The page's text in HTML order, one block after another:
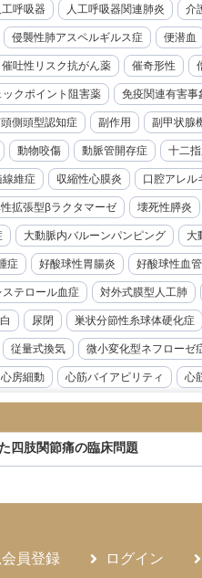
工呼吸器 人工呼吸器関連肺炎 介
侵襲性肺アスペルギルス症 便潜血
催吐性リスク抗がん薬 催奇形性
ックポイント阻害薬 免疫関連有害事
側頭型認知症 副作用 副甲状腺
動物咬傷 動脈管開存症 十二
線維症 収縮性心膜炎 口腔アレル
拡張型βラクタマーゼ 壊死性膵炎
大動脈内バルーンパンピング 大
症 好酸球性胃腸炎 好酸球性血
テロール血症 対外式膜型人工肺
尿閉 巣状分節性糸球体硬化症
従量式換気 微小変化型ネフローゼ
心房細動 心筋バイアビリティ 心
動脈閉塞症 急性前立腺炎 急性
急性胆管炎 急性腎盂腎炎
四肢関節痛の臨床問題
員登録 ログイン